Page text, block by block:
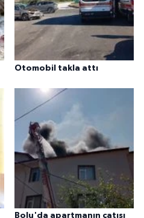
Otomobil takla attı
Bolu'da apartmanın çatısı